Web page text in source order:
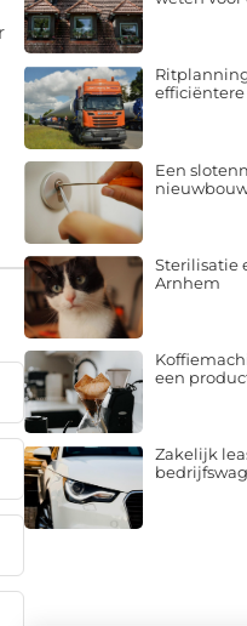
Een
Sterilisatie
Arnhem
een
Zakelijk